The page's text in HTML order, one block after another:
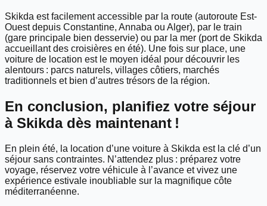
Skikda est facilement accessible par la route (autoroute Est-
Ouest depuis Constantine, Annaba ou Alger), par le train
(gare principale bien desservie) ou par la mer (port de Skikda
accueillant des croisières en été). Une fois sur place, une
voiture de location est le moyen idéal pour découvrir les
alentours : parcs naturels, villages côtiers, marchés
traditionnels et bien d’autres trésors de la région.
En conclusion, planifiez votre séjour
à Skikda dès maintenant !
En plein été, la location d’une voiture à Skikda est la clé d’un
séjour sans contraintes. N’attendez plus : préparez votre
voyage, réservez votre véhicule à l’avance et vivez une
expérience estivale inoubliable sur la magnifique côte
méditerranéenne.